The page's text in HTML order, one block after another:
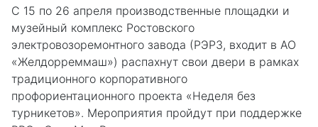
С 15 по 26 апреля производственные площадки и
музейный комплекс Ростовского
электровозоремонтного завода (РЭРЗ, входит в АО
«Желдорреммаш») распахнут свои двери в рамках
традиционного корпоративного
профориентационного проекта «Неделя без
турникетов». Мероприятия пройдут при поддержке